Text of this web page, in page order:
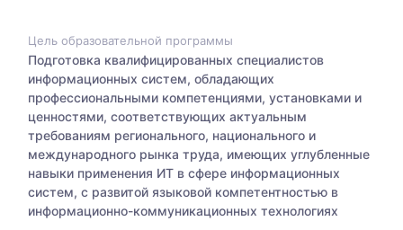
Цель образовательной программы
Подготовка квалифицированных специалистов
информационных систем, обладающих
профессиональными компетенциями, установками и
ценностями, соответствующих актуальным
требованиям регионального, национального и
международного рынка труда, имеющих углубленные
навыки применения ИТ в сфере информационных
систем, с развитой языковой компетентностью в
информационно-коммуникационных технологиях